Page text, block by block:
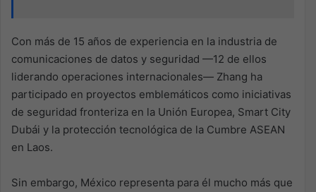
Con más de 15 años de experiencia en la industria de
comunicaciones de datos y seguridad —12 de ellos
liderando operaciones internacionales— Zhang ha
participado en proyectos emblemáticos como iniciativas
de seguridad fronteriza en la Unión Europea, Smart City
Dubái y la protección tecnológica de la Cumbre ASEAN
en Laos.
Sin embargo, México representa para él mucho más que